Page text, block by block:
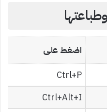
اضغط على
Ctrl+P
Ctrl+Alt+I